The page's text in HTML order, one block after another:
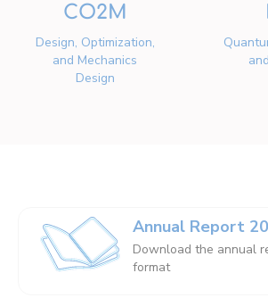
CO2M
Design, Optimization,
and Mechanics
Design
Annual Report
Download the annual
format